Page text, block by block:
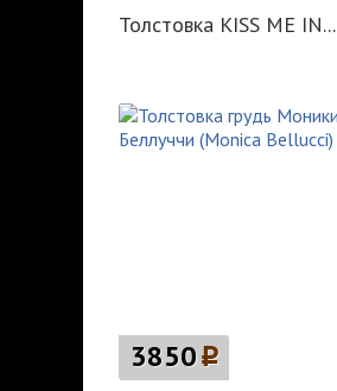
Толстовка KISS ME IN...
3850p